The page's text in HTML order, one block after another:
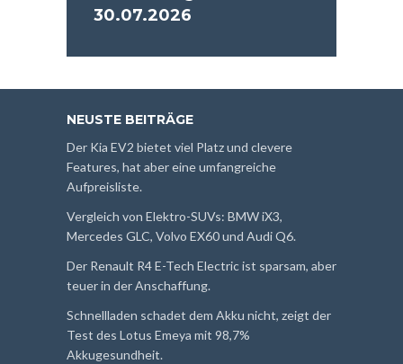
30.07.2026
NEUSTE BEITRÄGE
Der Kia EV2 bietet viel Platz und clevere
Features, hat aber eine umfangreiche
Aufpreisliste.
Vergleich von Elektro-SUVs: BMW iX3,
Mercedes GLC, Volvo EX60 und Audi Q6.
Der Renault R4 E-Tech Electric ist sparsam, aber
teuer in der Anschaffung.
Schnellladen schadet dem Akku nicht, zeigt der
Test des Lotus Emeya mit 98,7%
Akkugesundheit.